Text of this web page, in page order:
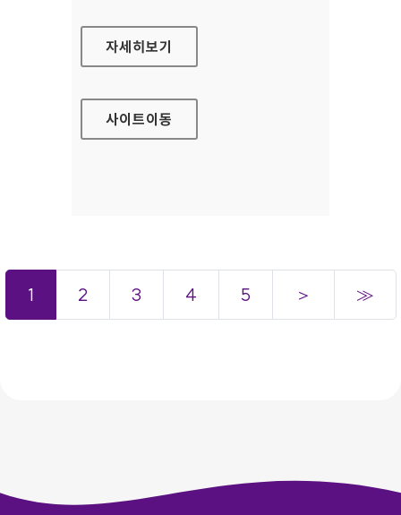
여신금융협회 소비자지원센터
자세히보기
사이트이동
1 2 3 4 5 ＞ ≫